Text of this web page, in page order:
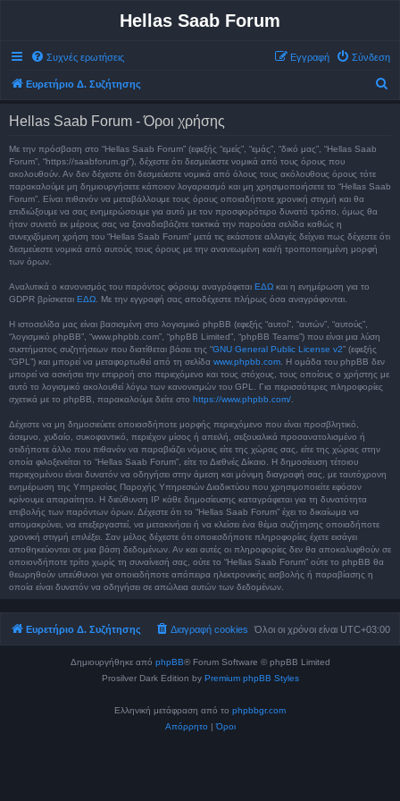
Hellas Saab Forum
Συχνές ερωτήσεις Σύνδεση
Εγγραφή
Ευρετήριο Δ. Συζήτησης
τ
σ
Hellas Saab Forum - Όροι χρήσης
Με την πρόσβαση στο “Hellas Saab Forum” (εφεξής “εμείς”, “εμάς”, “δικό μας”, “Hellas Saab
Forum”, “https://saabforum.gr”), δέχεστε ότι δεσμεύεστε νομικά από τους όρους που
ακολουθούν. Αν δεν δέχεστε ότι δεσμεύεστε νομικά από όλους τους ακόλουθους όρους τότε
παρακαλούμε μη δημιουργήσετε κάποιον λογαριασμό και μη χρησιμοποιήσετε το “Hellas Saab
Forum”. Είναι πιθανόν να μεταβάλλουμε τους όρους οποιαδήποτε χρονική στιγμή και θα
επιδιώξουμε να σας ενημερώσουμε για αυτό με τον προσφορότερο δυνατό τρόπο, όμως θα
ήταν συνετό εκ μέρους σας να ξαναδιαβάζετε τακτικά την παρούσα σελίδα καθώς η
συνεχιζόμενη χρήση του “Hellas Saab Forum” μετά τις εκάστοτε αλλαγές δείχνει πως δέχεστε ότι
δεσμεύεστε νομικά από αυτούς τους όρους με την ανανεωμένη και/ή τροποποιημένη μορφή
των όρων.
Αναλυτικά ο κανονισμός του παρόντος φόρουμ αναγράφεται ΕΔΩ και η ενημέρωση για το
GDPR βρίσκεται ΕΔΩ . Με την εγγραφή σας αποδέχεστε πλήρως όσα αναγράφονται.
Η ιστοσελίδα μας είναι βασισμένη στο λογισμικό phpBB (εφεξής “αυτοί”, “αυτών”, “αυτούς”,
“λογισμικό phpBB”, “www.phpbb.com”, “phpBB Limited”, “phpBB Teams”) που είναι μια λύση
συστήματος συζητήσεων που διατίθεται βάσει της “GNU General Public License v2” (εφεξής
“GPL”) και μπορεί να μεταφορτωθεί από τη σελίδα www.phpbb.com . Η ομάδα του phpBB δεν
μπορεί να ασκήσει την επιρροή στο περιεχόμενο και τους στόχους, τους οποίους ο χρήστης με
αυτό το λογισμικό ακολουθεί λόγω των κανονισμών του GPL. Για περισσότερες πληροφορίες
σχετικά με το phpBB, παρακαλούμε δείτε στο https://www.phpbb.com/
Δέχεστε να μη δημοσιεύετε οποιασδήποτε μορφής περιεχόμενο που είναι προσβλητικό,
άσεμνο, χυδαίο, συκοφαντικό, περιέχον μίσος ή απειλή, σεξουαλικά προσανατολισμένο ή
οτιδήποτε άλλο που πιθανόν να παραβιάζει νόμους είτε της χώρας σας, είτε της χώρας στην
οποία φιλοξενείται το “Hellas Saab Forum”, είτε το Διεθνές Δίκαιο. Η δημοσίευση τέτοιου
περιεχομένου είναι δυνατόν να οδηγήσει στην άμεση και μόνιμη διαγραφή σας, με ταυτόχρονη
ενημέρωση της Υπηρεσίας Παροχής Υπηρεσιών Διαδικτύου που χρησιμοποιείτε εφόσον
κρίνουμε απαραίτητο. Η διεύθυνση IP κάθε δημοσίευσης καταγράφεται για τη δυνατότητα
επιβολής των παρόντων όρων. Δέχεστε ότι το “Hellas Saab Forum” έχει το δικαίωμα να
απομακρύνει, να επεξεργαστεί, να μετακινήσει ή να κλείσει ένα θέμα συζήτησης οποιαδήποτε
χρονική στιγμή επιλέξει. Σαν μέλος δέχεστε ότι οποιεσδήποτε πληροφορίες έχετε εισάγει
αποθηκεύονται σε μια βάση δεδομένων. Αν και αυτές οι πληροφορίες δεν θα αποκαλυφθούν σε
οποιονδήποτε τρίτο χωρίς τη συναίνεσή σας, ούτε το “Hellas Saab Forum” ούτε το phpBB θα
θεωρηθούν υπεύθυνοι για οποιαδήποτε απόπειρα ηλεκτρονικής εισβολής ή παραβίασης η
οποία είναι δυνατόν να οδηγήσει σε απώλεια αυτών των δεδομένων.
Ευρετήριο Δ. Συζήτησης Όλοι οι χρόνοι είναι UTC+03:00
Διαγραφή cookies
Δημιουργήθηκε από phpBB® Forum Software © phpBB Limited
Prosilver Dark Edition by Premium phpBB Styles
Ελληνική μετάφραση από το phpbbgr.com
Απόρρητο |Όροι